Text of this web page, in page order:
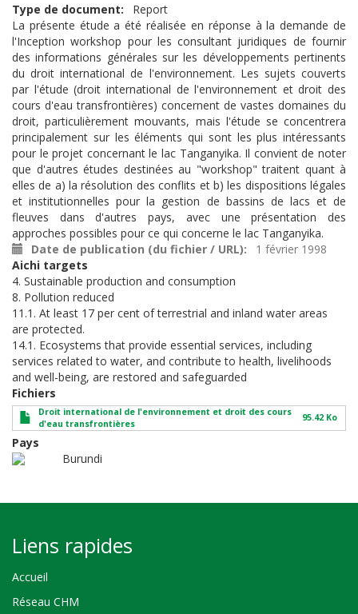
Type de document
Report
La présente étude a été réalisée en réponse à la demande de
l'Inception workshop pour les consultant juridiques de fournir
des informations générales sur les développements pertinents
du droit international de l'environnement. Les sujets couverts
par l'étude (droit international de l'environnement et droit des
cours d'eau transfrontières) concernent de vastes domaines du
droit, particulièrement mouvants, mais l'étude se concentrera
principalement sur les éléments qui sont les plus intéressants
pour le projet concernant le lac Tanganyika. Il convient de noter
que d'autres études destinées au "workshop" traitent quant à
elles de a) la résolution des conflits et b) les dispositions légales
et institutionnelles pour la gestion de bassins de lacs et de
fleuves dans d'autres pays, avec une présentation des
approches possibles pour ce qui concerne le lac Tanganyika.
Date de publication (du fichier / URL)
1 février 1998
Aichi targets
4. Sustainable production and consumption
8. Pollution reduced
11.1. At least 17 per cent of terrestrial and inland water areas
are protected.
14.1. Ecosystems that provide essential services, including
services related to water, and contribute to health, livelihoods
and well-being, are restored and safeguarded
Fichiers
Droit international de l'environnement et droit des cours
d'eau transfrontières
95.42 Ko
Pays
Burundi
Liens rapides
Accueil
Réseau CHM